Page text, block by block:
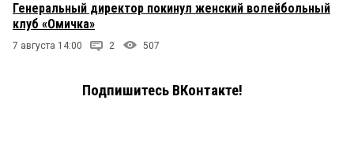
Генеральный директор покинул женский волейбольный
клуб «Омичка»
7 августа 14:00 2 507
Подпишитесь ВКонтакте!